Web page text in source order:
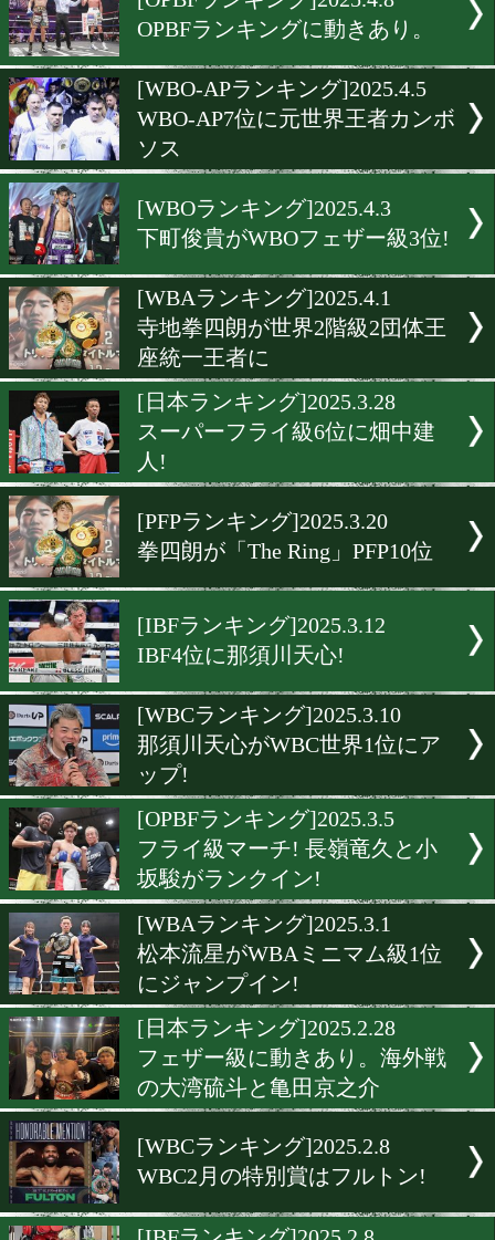
激動のフライ級! IBFは矢
[王座返上]2025.4.10
矢吹正道がIBFライトフラ
王座を返上!
[OPBFランキング]2025.4.8
OPBFランキングに動きあ
[WBO-APランキング
WBO-AP7位に元世界王者
ソス
[WBOランキング]2025.4.3
下町俊貴がWBOフェザー
[WBAランキング]2025.4.1
寺地拳四朗が世界2階級2団
座統一王者に
[日本ランキング]2025.3.28
スーパーフライ級6位に畑
人!
[PFPランキング]2025.3.20
拳四朗が「The Ring」
[IBFランキング]2025.3.12
IBF4位に那須川天心!
[WBCランキング]2025.3.10
那須川天心がWBC世界1位
ップ!